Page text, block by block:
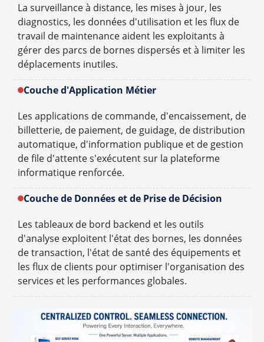
La surveillance à distance, les mises à jour, les
diagnostics, les données d'utilisation et les flux de
travail de maintenance aident les exploitants à
gérer des parcs de bornes dispersés et à limiter les
déplacements inutiles.
Couche d'Application Métier
Les applications de commande, d'encaissement, de
billetterie, de paiement, de guidage, de distribution
automatique, d'information publique et de gestion
de file d'attente s'exécutent sur la plateforme
informatique renforcée.
Couche de Données et de Prise de Décision
Les tableaux de bord backend et les outils
d'analyse exploitent l'état des bornes, les données
de transaction, l'état de santé des équipements et
les flux de clients pour optimiser l'organisation des
services et les performances globales.